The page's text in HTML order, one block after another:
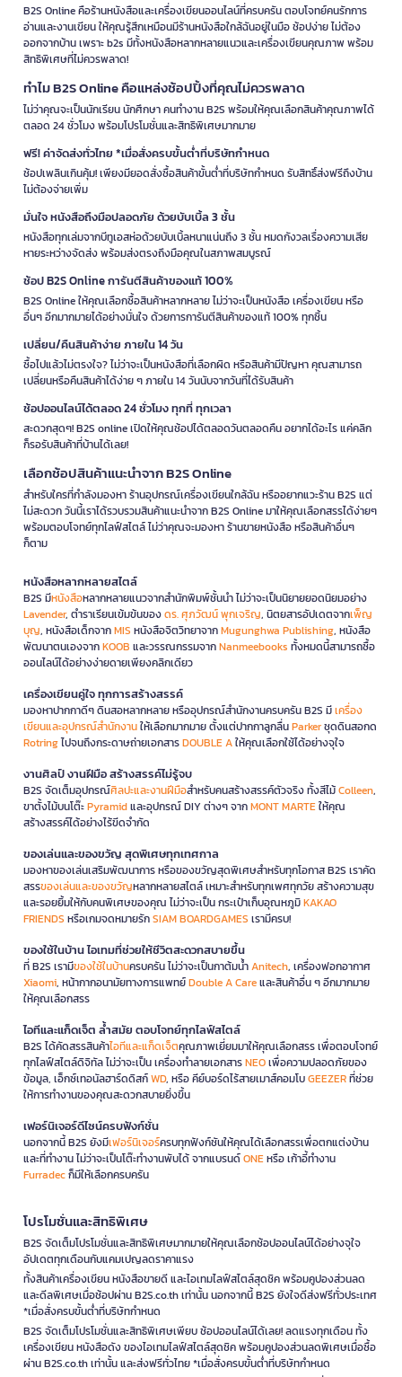
B2S Online คือร้านหนังสือและเครื่องเขียนออนไลน์ที่ครบครัน ตอบโจทย์คนรักการ
อ่านและงานเขียน ให้คุณรู้สึกเหมือนมีร้านหนังสือใกล้ฉันอยู่ในมือ ช้อปง่าย ไม่ต้อง
ออกจากบ้าน เพราะ b2s มีทั้งหนังสือหลากหลายแนวและเครื่องเขียนคุณภาพ พร้อม
สิทธิพิเศษที่ไม่ควรพลาด!
ทำไม B2S Online คือแหล่งช้อปปิ้งที่คุณไม่ควรพลาด
ไม่ว่าคุณจะเป็นนักเรียน นักศึกษา คนทำงาน B2S พร้อมให้คุณเลือกสินค้าคุณภาพได้
ตลอด 24 ชั่วโมง พร้อมโปรโมชั่นและสิทธิพิเศษมากมาย
ฟรี! ค่าจัดส่งทั่วไทย *เมื่อสั่งครบขั้นต่ำที่บริษัทกำหนด
ช้อปเพลินเกินคุ้ม! เพียงมียอดสั่งซื้อสินค้าขั้นต่ำที่บริษัทกำหนด รับสิทธิ์ส่งฟรีถึงบ้าน
ไม่ต้องจ่ายเพิ่ม
มั่นใจ หนังสือถึงมือปลอดภัย ด้วยบับเบิ้ล 3 ชั้น
หนังสือทุกเล่มจากบีทูเอสห่อด้วยบับเบิ้ลหนาแน่นถึง 3 ชั้น หมดกังวลเรื่องความเสีย
หายระหว่างจัดส่ง พร้อมส่งตรงถึงมือคุณในสภาพสมบูรณ์
ช้อป B2S Online การันตีสินค้าของแท้ 100%
B2S Online ให้คุณเลือกซื้อสินค้าหลากหลาย ไม่ว่าจะเป็นหนังสือ เครื่องเขียน หรือ
อื่นๆ อีกมากมายได้อย่างมั่นใจ ด้วยการการันตีสินค้าของแท้ 100% ทุกชิ้น
เปลี่ยน/คืนสินค้าง่าย ภายใน 14 วัน
ซื้อไปแล้วไม่ตรงใจ? ไม่ว่าจะเป็นหนังสือที่เลือกผิด หรือสินค้ามีปัญหา คุณสามารถ
เปลี่ยนหรือคืนสินค้าได้ง่าย ๆ ภายใน 14 วันนับจากวันที่ได้รับสินค้า
ช้อปออนไลน์ได้ตลอด 24 ชั่วโมง ทุกที่ ทุกเวลา
สะดวกสุดๆ! B2S online เปิดให้คุณช้อปได้ตลอดวันตลอดคืน อยากได้อะไร แค่คลิก
ก็รอรับสินค้าที่บ้านได้เลย!
เลือกช้อปสินค้าแนะนำจาก B2S Online
สำหรับใครที่กำลังมองหา ร้านอุปกรณ์เครื่องเขียนใกล้ฉัน หรืออยากแวะร้าน B2S แต่
ไม่สะดวก วันนี้เราได้รวบรวมสินค้าแนะนำจาก B2S Online มาให้คุณเลือกสรรได้ง่ายๆ
พร้อมตอบโจทย์ทุกไลฟ์สไตล์ ไม่ว่าคุณจะมองหา ร้านขายหนังสือ หรือสินค้าอื่นๆ
ก็ตาม
หนังสือหลากหลายสไตล์
B2S มีหนังสือหลากหลายแนวจากสำนักพิมพ์ชั้นนำ ไม่ว่าจะเป็นนิยายยอดนิยมอย่าง
Lavender, ตำราเรียนเข้มข้นของดร. ศุภวัฒน์ พุกเจริญ, นิตยสารอัปเดตจากเพ็ญ
บุญ, หนังสือเด็กจากMIS หนังสือจิตวิทยาจากMugunghwa Publishing, หนังสือ
พัฒนาตนเองจากKOOB และวรรณกรรมจากNanmeebooks ทั้งหมดนี้สามารถซื้อ
ออนไลน์ได้อย่างง่ายดายเพียงคลิกเดียว
เครื่องเขียนคู่ใจ ทุกการสร้างสรรค์
มองหาปากกาดีๆ ดินสอหลากหลาย หรืออุปกรณ์สำนักงานครบครัน B2S มีเครื่อง
เขียนและอุปกรณ์สำนักงานให้เลือกมากมาย ตั้งแต่ปากกาลูกลื่นParkerชุดดินสอกด
Rotringไปจนถึงกระดาษถ่ายเอกสารDOUBLE Aให้คุณเลือกใช้ได้อย่างจุใจ
งานศิลป์ งานฝีมือ สร้างสรรค์ไม่รู้จบ
B2S จัดเต็มอุปกรณ์ศิลปะและงานฝีมือสำหรับคนสร้างสรรค์ตัวจริง ทั้งสีไม้Colleen,
ขาตั้งไม้บนโต๊ะPyramidและอุปกรณ์ DIY ต่างๆ จากMONT MARTEให้คุณ
สร้างสรรค์ได้อย่างไร้ขีดจำกัด
ของเล่นและของขวัญ สุดพิเศษทุกเทศกาล
มองหาของเล่นเสริมพัฒนาการ หรือของขวัญสุดพิเศษสำหรับทุกโอกาส B2S เราคัด
สรรของเล่นและของขวัญหลากหลายสไตล์ เหมาะสำหรับทุกเพศทุกวัย สร้างความสุข
และรอยยิ้มให้กับคนพิเศษของคุณ ไม่ว่าจะเป็น กระเป๋าเก็บอุณหภูมิKAKAO
FRIENDS หรือเกมจดหมายรักSIAM BOARDGAMES เรามีครบ!
ของใช้ในบ้าน ไอเทมที่ช่วยให้ชีวิตสะดวกสบายขึ้น
ที่ B2S เรามีของใช้ในบ้านครบครัน ไม่ว่าจะเป็นกาต้มน้ำAnitech, เครื่องฟอกอากาศ
Xiaomi, หน้ากากอนามัยทางการแพทย์Double A Careและสินค้าอื่น ๆ อีกมากมาย
ให้คุณเลือกสรร
ไอทีและแก็ดเจ็ต ล้ำสมัย ตอบโจทย์ทุกไลฟ์สไตล์
B2S ได้คัดสรรสินค้าไอทีและแก็ดเจ็ตคุณภาพเยี่ยมมาให้คุณเลือกสรร เพื่อตอบโจทย์
ทุกไลฟ์สไตล์ดิจิทัล ไม่ว่าจะเป็น เครื่องทำลายเอกสารNEOเพื่อความปลอดภัยของ
ข้อมูล, เอ็กซ์เทอนัลฮาร์ดดิสก์WD, หรือ คีย์บอร์ดไร้สายเมาส์คอมโบGEEZERที่ช่วย
ให้การทำงานของคุณสะดวกสบายยิ่งขึ้น
เฟอร์นิเจอร์ดีไซน์ครบฟังก์ชั่น
นอกจากนี้ B2S ยังมีเฟอร์นิเจอร์ครบทุกฟังก์ชันให้คุณได้เลือกสรรเพื่อตกแต่งบ้าน
และที่ทำงาน ไม่ว่าจะเป็นโต๊ะทำงานพับได้ จากแบรนด์ONEหรือ เก้าอี้ทำงาน
Furradecก็มีให้เลือกครบครัน
โปรโมชั่นและสิทธิพิเศษ
B2S จัดเต็มโปรโมชั่นและสิทธิพิเศษมากมายให้คุณเลือกช้อปออนไลน์ได้อย่างจุใจ
อัปเดตทุกเดือนกับแคมเปญลดราคาแรง
ทั้งสินค้าเครื่องเขียน หนังสือขายดี และไอเทมไลฟ์สไตล์สุดชิค พร้อมคูปองส่วนลด
และดีลพิเศษเมื่อช้อปผ่าน B2S.co.th เท่านั้น นอกจากนี้ B2S ยังใจดีส่งฟรีทั่วประเทศ
*เมื่อสั่งครบขั้นต่ำที่บริษัทกำหนด
B2S จัดเต็มโปรโมชั่นและสิทธิพิเศษเพียบ ช้อปออนไลน์ได้เลย! ลดแรงทุกเดือน ทั้ง
เครื่องเขียน หนังสือดัง ของไอเทมไลฟ์สไตล์สุดชิค พร้อมคูปองส่วนลดพิเศษเมื่อซื้อ
ผ่าน B2S.co.th เท่านั้น และส่งฟรีทั่วไทย *เมื่อสั่งครบขั้นต่ำที่บริษัทกำหนด